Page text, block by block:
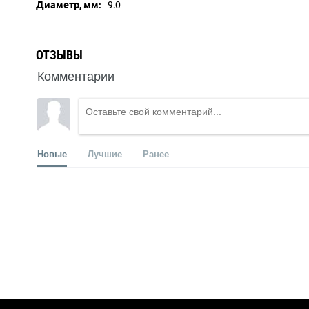
Диаметр, мм:
9.0
ОТЗЫВЫ
Комментарии
Новые Лучшие Ранее